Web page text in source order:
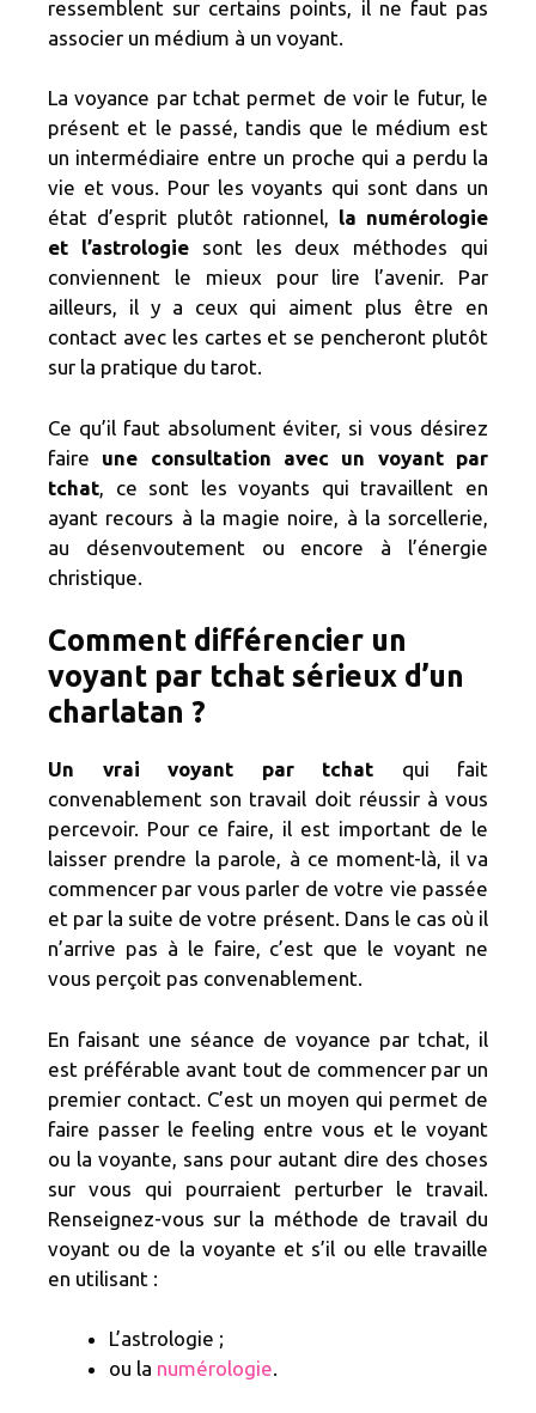
ressemblent sur certains points, il ne faut pas
associer un médium à un voyant.
La voyance par tchat permet de voir le futur, le
présent et le passé, tandis que le médium est
un intermédiaire entre un proche qui a perdu la
vie et vous. Pour les voyants qui sont dans un
état d’esprit plutôt rationnel, la numérologie
et l’astrologie sont les deux méthodes qui
conviennent le mieux pour lire l’avenir. Par
ailleurs, il y a ceux qui aiment plus être en
contact avec les cartes et se pencheront plutôt
sur la pratique du tarot.
Ce qu’il faut absolument éviter, si vous désirez
faire une consultation avec un voyant par
tchat, ce sont les voyants qui travaillent en
ayant recours à la magie noire, à la sorcellerie,
au désenvoutement ou encore à l’énergie
christique.
Comment différencier un
voyant par tchat sérieux d’un
charlatan ?
Un vrai voyant par tchat qui fait
convenablement son travail doit réussir à vous
percevoir. Pour ce faire, il est important de le
laisser prendre la parole, à ce moment-là, il va
commencer par vous parler de votre vie passée
et par la suite de votre présent. Dans le cas où il
n’arrive pas à le faire, c’est que le voyant ne
vous perçoit pas convenablement.
En faisant une séance de voyance par tchat, il
est préférable avant tout de commencer par un
premier contact. C’est un moyen qui permet de
faire passer le feeling entre vous et le voyant
ou la voyante, sans pour autant dire des choses
sur vous qui pourraient perturber le travail.
Renseignez-vous sur la méthode de travail du
voyant ou de la voyante et s’il ou elle travaille
en utilisant :
L’astrologie ;
ou la numérologie.